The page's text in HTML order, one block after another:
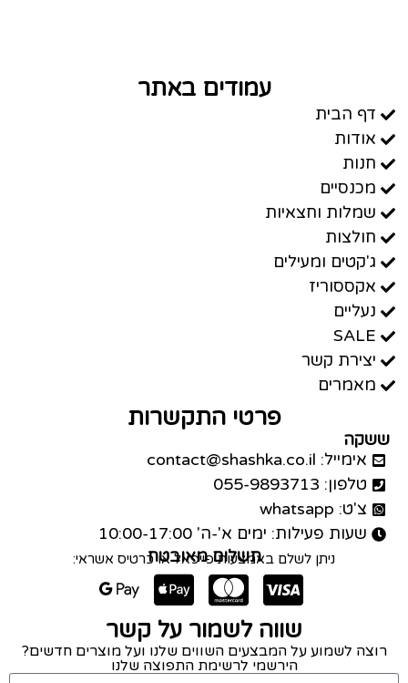
עמודים באתר
דף הבית
אודות
חנות
מכנסיים
שמלות וחצאיות
חולצות
ג'קטים ומעילים
אקססוריז
נעליים
SALE
יצירת קשר
מאמרים
פרטי התקשרות
ששקה
אימייל: contact@shashka.co.il
טלפון: 055-9893713
צ'ט: whatsapp
שעות פעילות: ימים א'-ה' 10:00-17:00
תשלום מאובטח
ניתן לשלם באמצעות פייפאל או כרטיס אשראי:
שווה לשמור על קשר
רוצה לשמוע על המבצעים השווים שלנו ועל מוצרים חדשים?
הירשמי לרשימת התפוצה שלנו